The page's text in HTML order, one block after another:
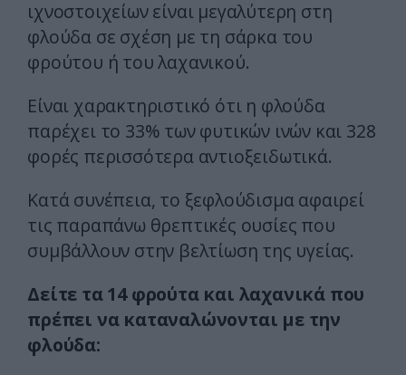
ιχνοστοιχείων είναι μεγαλύτερη στη
φλούδα σε σχέση με τη σάρκα του
φρούτου ή του λαχανικού.
Είναι χαρακτηριστικό ότι η φλούδα
παρέχει το 33% των φυτικών ινών και 328
φορές περισσότερα αντιοξειδωτικά.
Κατά συνέπεια, το ξεφλούδισμα αφαιρεί
τις παραπάνω θρεπτικές ουσίες που
συμβάλλουν στην βελτίωση της υγείας.
Δείτε τα 14 φρούτα και λαχανικά που
πρέπει να καταναλώνονται με την
φλούδα: